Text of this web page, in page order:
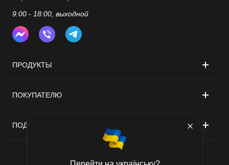
ПРОДУКТЫ
ПОКУПАТЕЛЮ
ПОДДЕРЖКА
9:00 - 18:00, выходной